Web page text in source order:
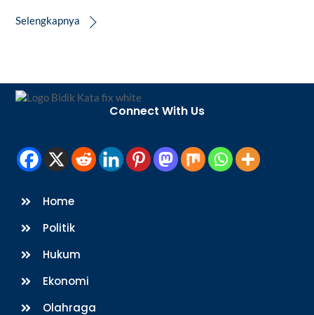
Selengkapnya
Back
Connect With Us
Home
Politik
Hukum
Ekonomi
Olahraga